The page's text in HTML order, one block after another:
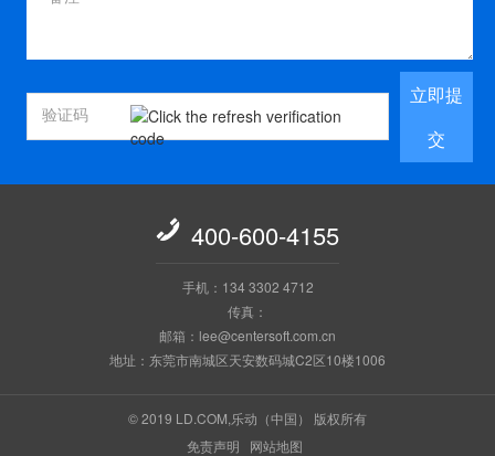
立即提
交
 400-600-4155
手机：134 3302 4712
传真：
邮箱：lee@centersoft.com.cn
地址：东莞市南城区天安数码城C2区10楼1006
© 2019 LD.COM,乐动（中国） 版权所有
免责声明
网站地图